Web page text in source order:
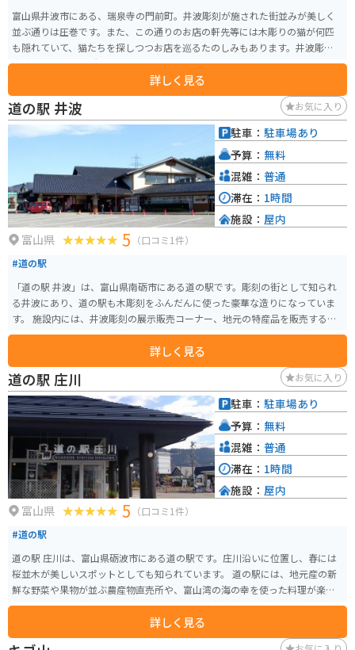
富山県井波市にある、瑞泉寺の門前町。井波彫刻が施された街並みが美しく
並ぶ通りは圧巻です。また、この通りのお店の軒先等には木彫りの猫が何匹
も隠れていて、猫たちを探しつつお店を巡るたのしみもあります。井波彫刻の
実演を見られる場所もあります。
詳しく見る
道の駅 井波 お気に入り
富山県 5 （口コミ1件）
#道の駅
「道の駅 井波」は、富山県南砺市にある道の駅です。彫刻の街として知られ
る井波にあり、道の駅も木彫刻をふんだんに使った豪華な造りになっていま
す。 施設内には、井波彫刻の展示販売コーナー、地元の特産品を販売するシ
ョップ、レストランなどがあります。 レストランでは、地元産のそば粉を使
った手打ちそばや、富山湾の海の幸を使った料理などが楽しめます。 バイク
で訪れる場合は、道の駅に隣接する駐車場にバイク専用の駐車スペースがあ
ります。 井波彫刻に興味のある方はもちろん、富山観光の拠点としても便利
な道の駅です。
詳しく見る
駐車： 駐車場あり
予算： 無料
混雑： 普通
滞在： 1時間
施設： 屋内
道の駅 庄川 お気に入り
富山県 5 （口コミ1件）
#道の駅
道の駅 庄川は、富山県砺波市にある道の駅です。庄川沿いに位置し、春には
桜並木が美しいスポットとしても知られています。 道の駅には、地元産の新
鮮な野菜や果物が並ぶ農産物直売所や、富山湾の海の幸を使った料理が楽し
めるレストランがあります。特におすすめは、庄川名産の鮎を使った鮎料理
です。塩焼きや甘露煮など、様々な方法で味わえます。 バイクで訪れる場合
は、道の駅に併設されている無料駐車場が利用できます。また、庄川沿いを
詳しく見る
駐車： 駐車場あり
予算： 無料
混雑： 普通
滞在： 1時間
施設： 屋内